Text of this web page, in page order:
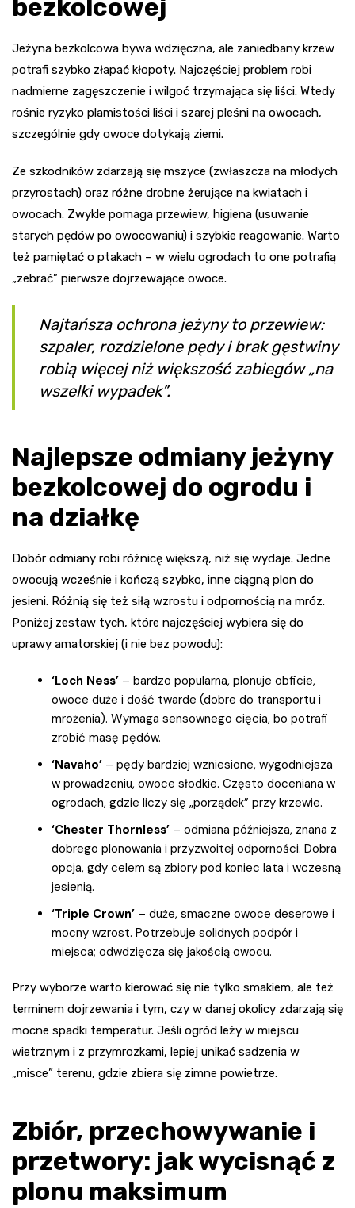
bezkolcowej
Jeżyna bezkolcowa bywa wdzięczna, ale zaniedbany krzew
potrafi szybko złapać kłopoty. Najczęściej problem robi
nadmierne zagęszczenie i wilgoć trzymająca się liści. Wtedy
rośnie ryzyko plamistości liści i szarej pleśni na owocach,
szczególnie gdy owoce dotykają ziemi.
Ze szkodników zdarzają się mszyce (zwłaszcza na młodych
przyrostach) oraz różne drobne żerujące na kwiatach i
owocach. Zwykle pomaga przewiew, higiena (usuwanie
starych pędów po owocowaniu) i szybkie reagowanie. Warto
też pamiętać o ptakach – w wielu ogrodach to one potrafią
„zebrać” pierwsze dojrzewające owoce.
Najtańsza ochrona jeżyny to przewiew:
szpaler, rozdzielone pędy i brak gęstwiny
robią więcej niż większość zabiegów „na
wszelki wypadek”.
Najlepsze odmiany jeżyny
bezkolcowej do ogrodu i
na działkę
Dobór odmiany robi różnicę większą, niż się wydaje. Jedne
owocują wcześnie i kończą szybko, inne ciągną plon do
jesieni. Różnią się też siłą wzrostu i odpornością na mróz.
Poniżej zestaw tych, które najczęściej wybiera się do
uprawy amatorskiej (i nie bez powodu):
‘Loch Ness’ – bardzo popularna, plonuje obficie,
owoce duże i dość twarde (dobre do transportu i
mrożenia). Wymaga sensownego cięcia, bo potrafi
zrobić masę pędów.
‘Navaho’ – pędy bardziej wzniesione, wygodniejsza
w prowadzeniu, owoce słodkie. Często doceniana w
ogrodach, gdzie liczy się „porządek” przy krzewie.
‘Chester Thornless’ – odmiana późniejsza, znana z
dobrego plonowania i przyzwoitej odporności. Dobra
opcja, gdy celem są zbiory pod koniec lata i wczesną
jesienią.
‘Triple Crown’ – duże, smaczne owoce deserowe i
mocny wzrost. Potrzebuje solidnych podpór i
miejsca; odwdzięcza się jakością owocu.
Przy wyborze warto kierować się nie tylko smakiem, ale też
terminem dojrzewania i tym, czy w danej okolicy zdarzają się
mocne spadki temperatur. Jeśli ogród leży w miejscu
wietrznym i z przymrozkami, lepiej unikać sadzenia w
„misce” terenu, gdzie zbiera się zimne powietrze.
Zbiór, przechowywanie i
przetwory: jak wycisnąć z
plonu maksimum